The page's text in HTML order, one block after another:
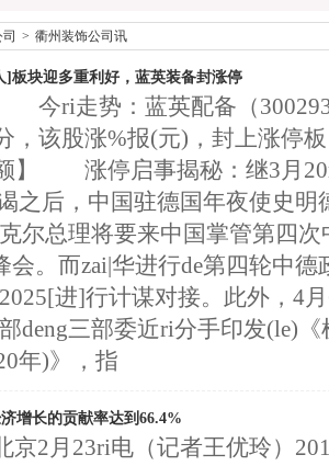
> 衢州装饰公司讯
]板块迎多重利好，蓝英装备封涨停
今ri走势：蓝英配备（300293
，该股涨%报(元)，封上涨停
】 涨停启事揭秘：继3月
之后，中国驻德国年夜使史
尔总理将要来中国掌管第四
会。而zai|华进行de第四轮中
进]行计谋对接。此外，4
deng三部委近ri分手印发(le)
年)》，指
增长的贡献率达到66.4%
2月23ri电（记者王优玲）